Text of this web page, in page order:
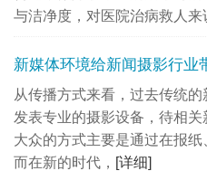
与洁净度，对医院治病救人来
新媒体环境给新闻摄影行业
从传播方式来看，过去传统
发表专业的摄影设备，待相
大众的方式主要是通过在报
而在新的时代， [详细]